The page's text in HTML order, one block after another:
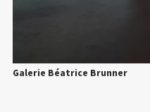
Galerie Béatrice Brunner